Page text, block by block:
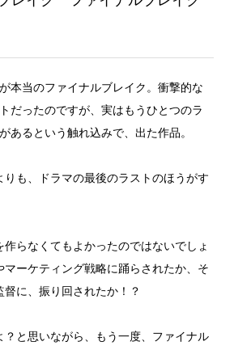
本当のファイナルブレイク。衝撃的な
だったのですが、実はもうひとつのラ
あるという触れ込みで、出た作品。
も、ドラマの最後のラストのほうがす
らなくてもよかったのではないでしょ
マーケティング戦略に踊らされたか、そ
に、振り回されたか！？
と思いながら、もう一度、ファイナル